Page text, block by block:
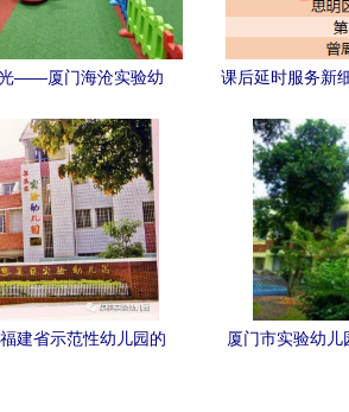
——厦门海沧实验幼
课后延时服务新
建省示范性幼儿园的
厦门市实验幼